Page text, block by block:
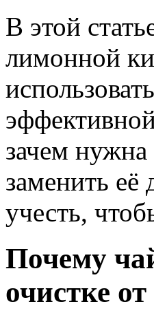
В этой
лимонной
зачем
заменить
учесть,
Почему
очистке